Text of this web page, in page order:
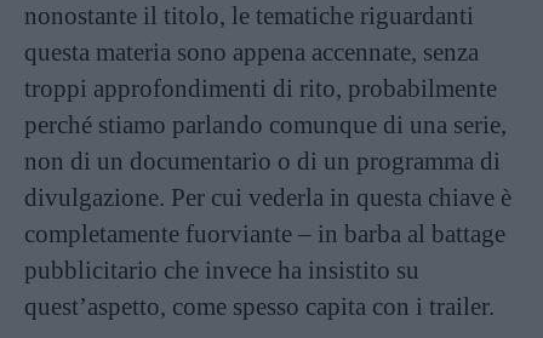
nonostante il titolo, le tematiche riguardanti
questa materia sono appena accennate, senza
troppi approfondimenti di rito, probabilmente
perché stiamo parlando comunque di una serie,
non di un documentario o di un programma di
divulgazione. Per cui vederla in questa chiave è
completamente fuorviante – in barba al battage
pubblicitario che invece ha insistito su
quest’aspetto, come spesso capita con i trailer.